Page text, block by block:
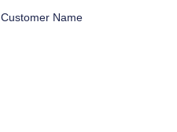
Customer Name